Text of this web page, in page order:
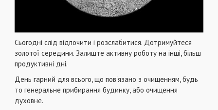
Сьогодні слід відпочити і розслабитися. Дотримуйтеся
золотої середини. Залиште активну роботу на інші, більш
продуктивні дні.
День гарний для всього, що пов'язано з очищенням, будь
то генеральне прибирання будинку, або очищення
духовне.